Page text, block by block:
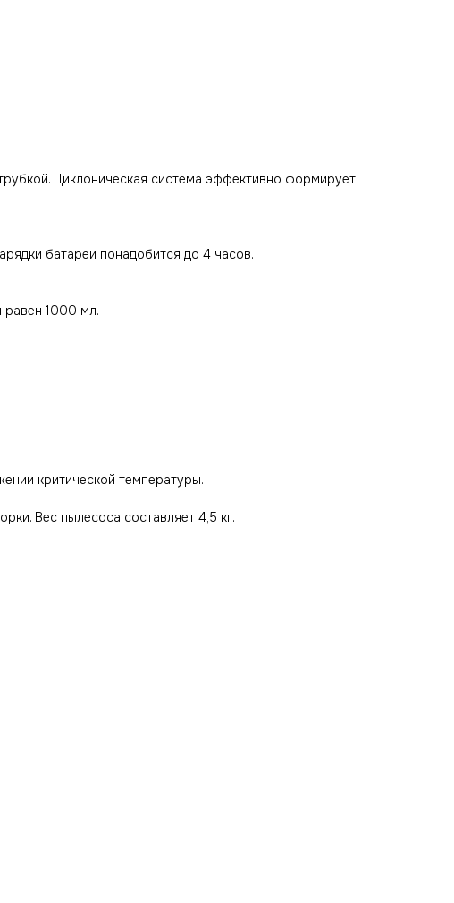
Циклоническая система эффективно формирует
батареи понадобится до 4 часов.
равен 1000 мл.
критической температуры.
Вес пылесоса составляет 4,5 кг.